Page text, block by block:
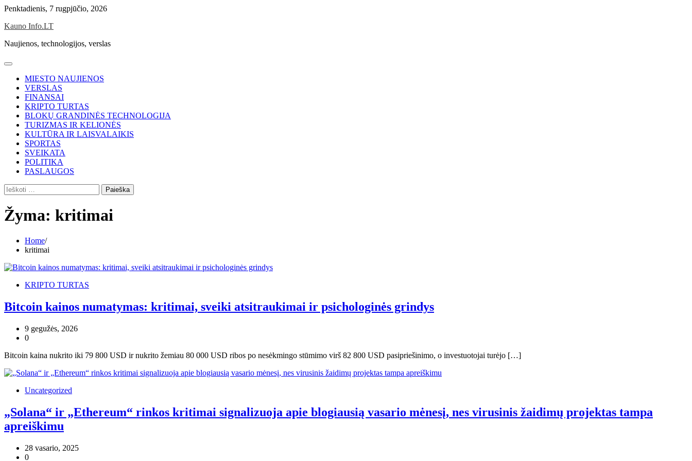
Skip
content
Penktadienis, 7 rugpjūčio, 2026
Kauno Info.LT
Naujienos, technologijos, verslas
MIESTO NAUJIENOS
VERSLAS
FINANSAI
KRIPTO TURTAS
BLOKŲ GRANDINĖS TECHNOLOGIJA
TURIZMAS IR KELIONĖS
KULTŪRA IR LAISVALAIKIS
SPORTAS
SVEIKATA
POLITIKA
PASLAUGOS
Ieškoti:
Žyma: kritimai
Home
kritimai
KRIPTO TURTAS
Bitcoin kainos numatymas: kritimai, sveiki atsitraukimai ir psichologinės grindys
9 gegužės, 2026
0
Bitcoin kaina nukrito iki 79 800 USD ir nukrito žemiau 80 000 USD ribos po nesėkmingo stūmimo virš 82 800 USD pasipriešinimo, o investuotojai turėjo […]
Uncategorized
„Solana“ ir „Ethereum“ rinkos kritimai signalizuoja apie blogiausią vasario mėnesį, nes virusinis žaidimų projektas tampa
apreiškimu
28 vasario, 2025
0